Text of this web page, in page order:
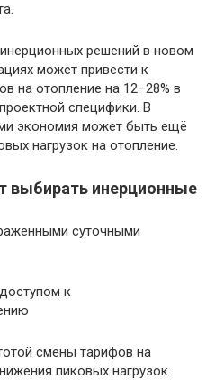
решений в новом
может привести к
на отопление на 12–28% в
специфики. В
экономия может быть ещё
нагрузок на отопление.
выбирать инерционные
суточными
к
смены тарифов на
пиковых нагрузок